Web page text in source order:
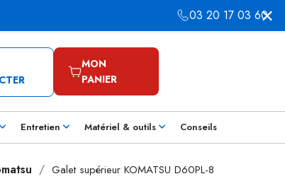
03 20 17 03 60
MON
PANIER
Entretien Matériel & outils Conseils
Galet supérieur KOMATSU D60PL-8